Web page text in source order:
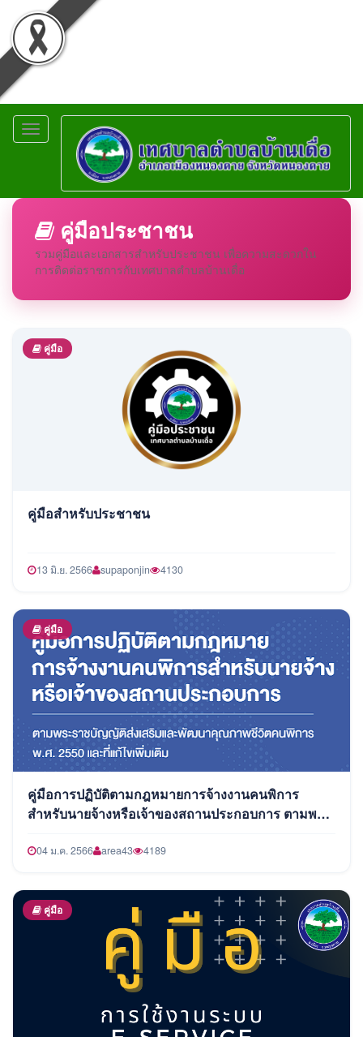
Toggle
navigation
คู่มือประชาชน
รวมคู่มือและเอกสารสำหรับประชาชน เพื่อความสะดวกใน
การติดต่อราชการกับเทศบาลตำบลบ้านเดื่อ
คู่มือ
คู่มือสำหรับประชาชน
13 มิ.ย. 2566 supaponjin 4130
คู่มือ
คู่มือการปฏิบัติตามกฎหมายการจ้างงานคนพิการ
สำหรับนายจ้างหรือเจ้าของสถานประกอบการ ตามพระ
พ.ศ. 2550 และที่แก้ไขเพิ่มเติม
04 ม.ค. 2566 area43 4189
คู่มือ